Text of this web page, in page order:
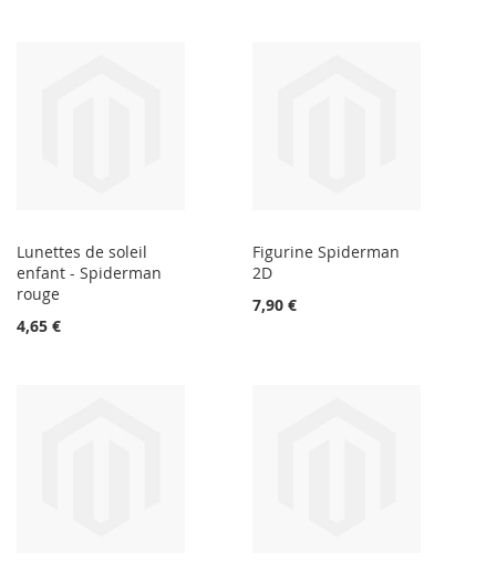
Lunettes de soleil
enfant - Spiderman
rouge
4,65 €
Figurine Spiderman
2D
7,90 €